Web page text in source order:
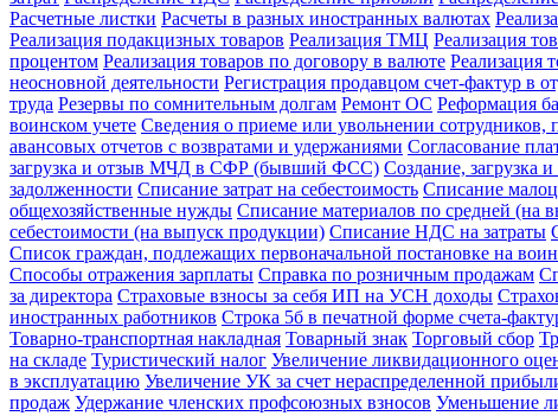
Расчетные листки Расчеты в разных иностранных валютах
Реализация подакцизных товаров Реализация ТМЦ Реализация
процентом Реализация товаров по договору в валюте Реализация
неосновной деятельности Регистрация продавцом счет-фактур в
труда Резервы по сомнительным долгам Ремонт ОС Реформация
воинском учете Сведения о приеме или увольнении сотрудников,
авансовых отчетов с возвратами и удержаниями Согласование
загрузка и отзыв МЧД в СФР (бывший ФСС) Создание,
задолженности Списание затрат на себестоимость Списание
общехозяйственные нужды Списание материалов по средней (на
себестоимости (на выпуск продукции) Списание НДС на затраты
Список граждан, подлежащих первоначальной постановке на
Способы отражения зарплаты Справка по розничным продажам
за директора Страховые взносы за себя ИП на УСН доходы
иностранных работников Строка 5б в печатной форме счета-
Товарно-транспортная накладная Товарный знак Торговый сбор
на складе Туристический налог Увеличение ликвидационного
в эксплуатацию Увеличение УК за счет нераспределенной
продаж Удержание членских профсоюзных взносов Уменьшение